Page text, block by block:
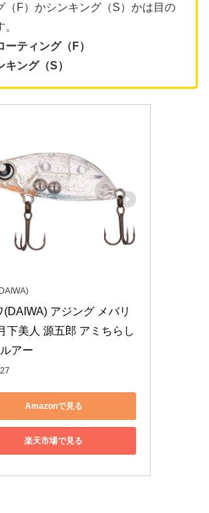
（F）かシンキング（S）かは目の
ティング（F）
ング（S）
(DAIWA) アジング メバリ
下美人 源五郎 アミちらし
アー
Amazonで見る
楽天市場で見る